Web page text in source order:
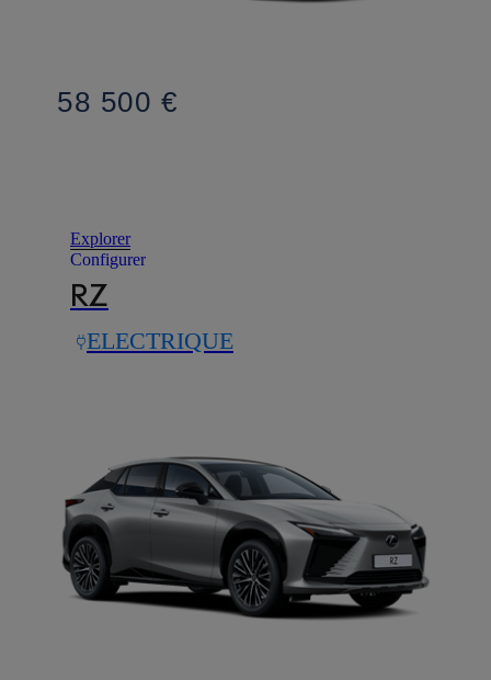
58 500 €
Explorer
Configurer
RZ
ELECTRIQUE